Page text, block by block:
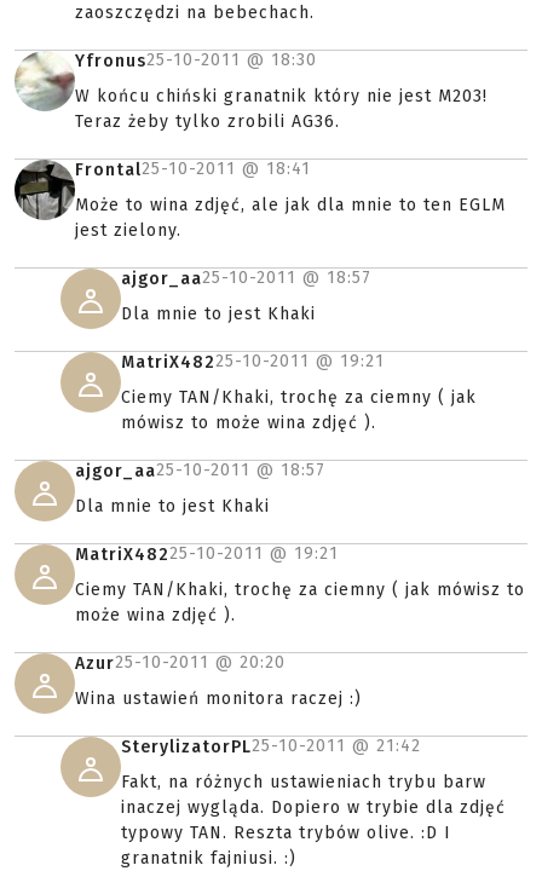
zaoszczędzi na bebechach.
Yfronus25-10-2011 @ 18:30
W końcu chiński granatnik który nie jest M203!
Teraz żeby tylko zrobili AG36.
Frontal25-10-2011 @ 18:41
Może to wina zdjęć, ale jak dla mnie to ten EGLM
jest zielony.
ajgor_aa25-10-2011 @ 18:57
Dla mnie to jest Khaki
MatriX48225-10-2011 @ 19:21
Ciemy TAN/Khaki, trochę za ciemny ( jak
mówisz to może wina zdjęć ).
ajgor_aa25-10-2011 @ 18:57
Dla mnie to jest Khaki
MatriX48225-10-2011 @ 19:21
Ciemy TAN/Khaki, trochę za ciemny ( jak mówisz to
może wina zdjęć ).
Azur25-10-2011 @ 20:20
Wina ustawień monitora raczej :)
SterylizatorPL25-10-2011 @ 21:42
Fakt, na różnych ustawieniach trybu barw
inaczej wygląda. Dopiero w trybie dla zdjęć
typowy TAN. Reszta trybów olive. :D I
granatnik fajniusi. :)